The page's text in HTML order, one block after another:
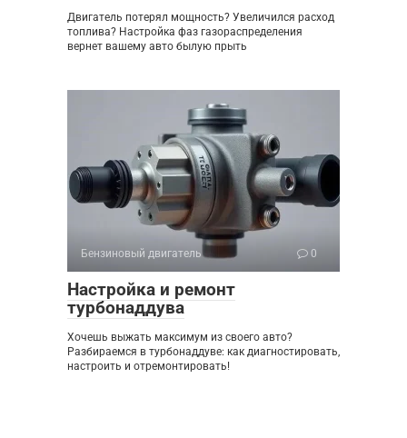
Двигатель потерял мощность? Увеличился расход
топлива? Настройка фаз газораспределения
вернет вашему авто былую прыть
Бензиновый двигатель 0
Настройка и ремонт
турбонаддува
Хочешь выжать максимум из своего авто?
Разбираемся в турбонаддуве: как диагностировать,
настроить и отремонтировать!